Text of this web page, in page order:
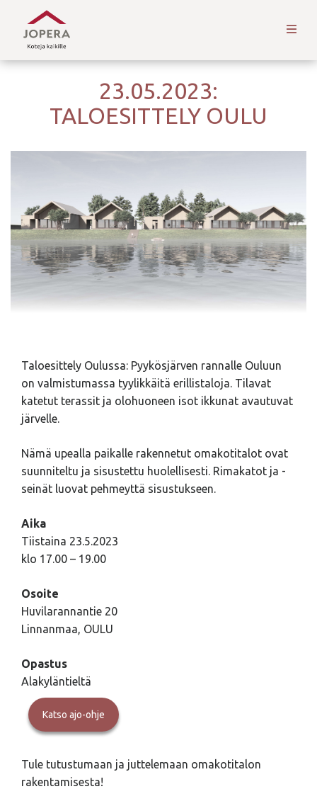
23.05.2023:
TALOESITTELY OULU
Taloesittely Oulussa: Pyykösjärven rannalle Ouluun
on valmistumassa tyylikkäitä erillistaloja. Tilavat
katetut terassit ja olohuoneen isot ikkunat avautuvat
järvelle.
Nämä upealla paikalle rakennetut omakotitalot ovat
suunniteltu ja sisustettu huolellisesti. Rimakatot ja -
seinät luovat pehmeyttä sisustukseen.
Aika
Tiistaina 23.5.2023
klo 17.00 – 19.00
Osoite
Huvilarannantie 20
Linnanmaa, OULU
Opastus
Alakyläntieltä
Katso ajo-ohje
Tule tutustumaan ja juttelemaan omakotitalon
rakentamisesta!